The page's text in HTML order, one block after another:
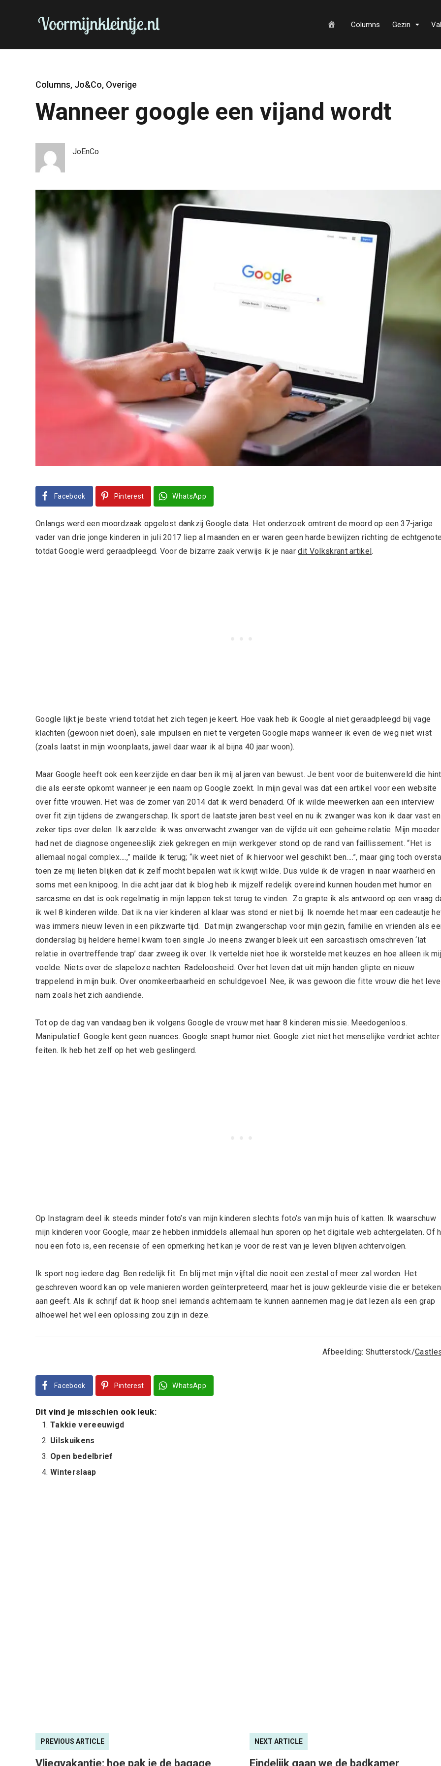
m
Columns Gezin
Columns, Jo&Co, Overige
Wanneer google een vijand wordt
JoEnCo
Facebook Pinterest WhatsApp
Onlangs werd een moordzaak opgelost dankzij Google data. Het onderzoek omtrent de moord op een 37-jarige
vader van drie jonge kinderen in juli 2017 liep al maanden en er waren geen harde bewijzen richting de
totdat Google werd geraadpleegd. Voor de bizarre zaak verwijs ik je naardit Volkskrant artikel.
Google lijkt je beste vriend totdat het zich tegen je keert. Hoe vaak heb ik Google al niet geraadpleegd bij vage
klachten (gewoon niet doen), sale impulsen en niet te vergeten Google maps wanneer ik even de weg niet wist
(zoals laatst in mijn woonplaats, jawel daar waar ik al bijna 40 jaar woon).
Maar Google heeft ook een keerzijde en daar ben ik mij al jaren van bewust. Je bent voor de buitenwereld die hint
die als eerste opkomt wanneer je een naam op Google zoekt. In mijn geval was dat een artikel voor een website
over fitte vrouwen. Het was de zomer van 2014 dat ik werd benaderd. Of ik wilde meewerken aan een interview
over fit zijn tijdens de zwangerschap. Ik sport de laatste jaren best veel en nu ik zwanger was kon ik daar vast en
zeker tips over delen. Ik aarzelde: ik was onverwacht zwanger van de vijfde uit een geheime relatie. Mijn moeder
had net de diagnose ongeneeslijk ziek gekregen en mijn werkgever stond op de rand van faillissement. “Het is
allemaal nogal complex….,” mailde ik terug; “ik weet niet of ik hiervoor wel geschikt ben….”, maar ging toch
toen ze mij lieten blijken dat ik zelf mocht bepalen wat ik kwijt wilde. Dus vulde ik de vragen in naar waarheid en
soms met een knipoog. In die acht jaar dat ik blog heb ik mijzelf redelijk overeind kunnen houden met humor en
sarcasme en dat is ook regelmatig in mijn lappen tekst terug te vinden. Zo grapte ik als antwoord op een vraag
ik wel 8 kinderen wilde. Dat ik na vier kinderen al klaar was stond er niet bij. Ik noemde het maar een cadeautje
was immers nieuw leven in een pikzwarte tijd. Dat mijn zwangerschap voor mijn gezin, familie en vrienden als
donderslag bij heldere hemel kwam toen single Jo ineens zwanger bleek uit een sarcastisch omschreven ‘lat
relatie in overtreffende trap’ daar zweeg ik over. Ik vertelde niet hoe ik worstelde met keuzes en hoe alleen ik
voelde. Niets over de slapeloze nachten. Radeloosheid. Over het leven dat uit mijn handen glipte en nieuw
trappelend in mijn buik. Over onomkeerbaarheid en schuldgevoel. Nee, ik was gewoon die fitte vrouw die het
nam zoals het zich aandiende.
Tot op de dag van vandaag ben ik volgens Google de vrouw met haar 8 kinderen missie. Meedogenloos.
Manipulatief. Google kent geen nuances. Google snapt humor niet. Google ziet niet het menselijke verdriet achter
feiten. Ik heb het zelf op het web geslingerd.
Op Instagram deel ik steeds minder foto’s van mijn kinderen slechts foto’s van mijn huis of katten. Ik waarschuw
mijn kinderen voor Google, maar ze hebben inmiddels allemaal hun sporen op het digitale web achtergelaten. Of
nou een foto is, een recensie of een opmerking het kan je voor de rest van je leven blijven achtervolgen.
Ik sport nog iedere dag. Ben redelijk fit. En blij met mijn vijftal die nooit een zestal of meer zal worden. Het
geschreven woord kan op vele manieren worden geïnterpreteerd, maar het is jouw gekleurde visie die er
aan geeft. Als ik schrijf dat ik hoop snel iemands achternaam te kunnen aannemen mag je dat lezen als een grap
alhoewel het wel een oplossing zou zijn in deze.
Afbeelding: Shutterstock/
Facebook Pinterest WhatsApp
Dit vind je misschien ook leuk:
Takkie vereeuwigd
Uilskuikens
Open bedelbrief
Winterslaap
PREVIOUS ARTICLE
Vliegvakantie: hoe pak je de bagage
NEXT ARTICLE
Eindelijk gaan we de badkamer